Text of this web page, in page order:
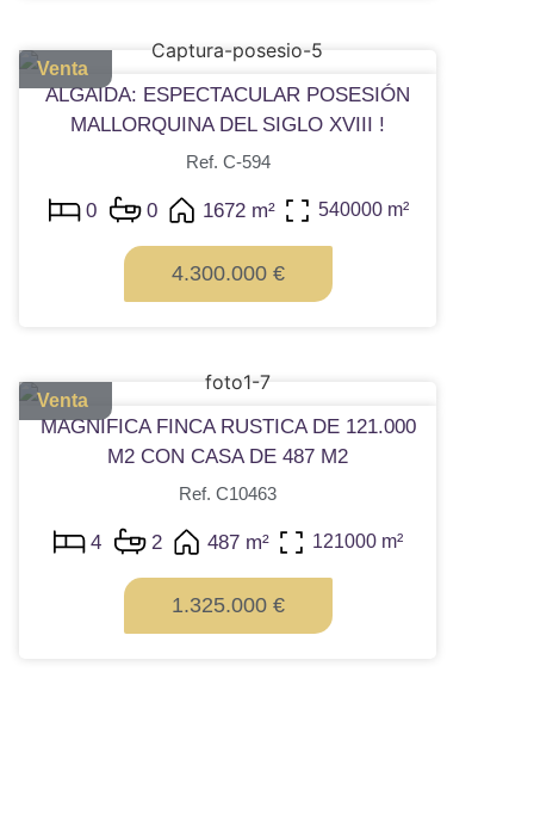
Venta
ALGAIDA: ESPECTACULAR POSESIÓN
MALLORQUINA DEL SIGLO XVIII !
Ref. C-594
0 0 1672 m² 540000 m²
4.300.000 €
Venta
MAGNIFICA FINCA RUSTICA DE 121.000
M2 CON CASA DE 487 M2
Ref. C10463
4 2 487 m² 121000 m²
1.325.000 €